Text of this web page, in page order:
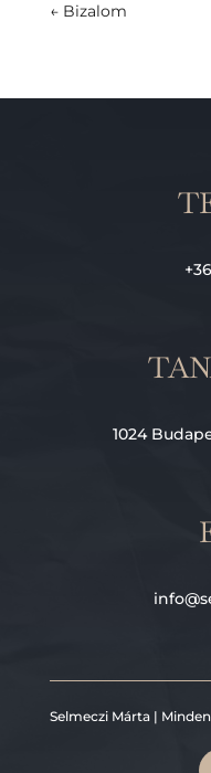
← Bizalom
1024
Selmeczi Márta |